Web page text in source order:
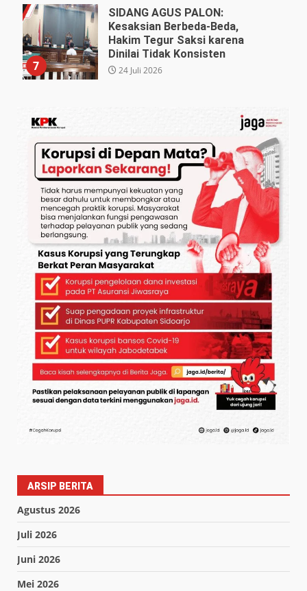
7
SIDANG AGUS PALON:
Kesaksian Berbeda-Beda,
Hakim Tegur Saksi karena
Dinilai Tidak Konsisten
24 Juli 2026
ARSIP BERITA
Agustus 2026
Juli 2026
Juni 2026
Mei 2026